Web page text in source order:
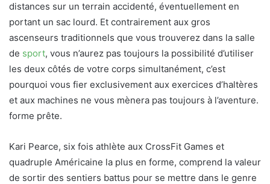
distances sur un terrain accidenté, éventuellement en
portant un sac lourd. Et contrairement aux gros
ascenseurs traditionnels que vous trouverez dans la salle
de sport, vous n’aurez pas toujours la possibilité d’utiliser
les deux côtés de votre corps simultanément, c’est
pourquoi vous fier exclusivement aux exercices d’haltères
et aux machines ne vous mènera pas toujours à l’aventure.
forme prête.
Kari Pearce, six fois athlète aux CrossFit Games et
quadruple Américaine la plus en forme, comprend la valeur
de sortir des sentiers battus pour se mettre dans le genre